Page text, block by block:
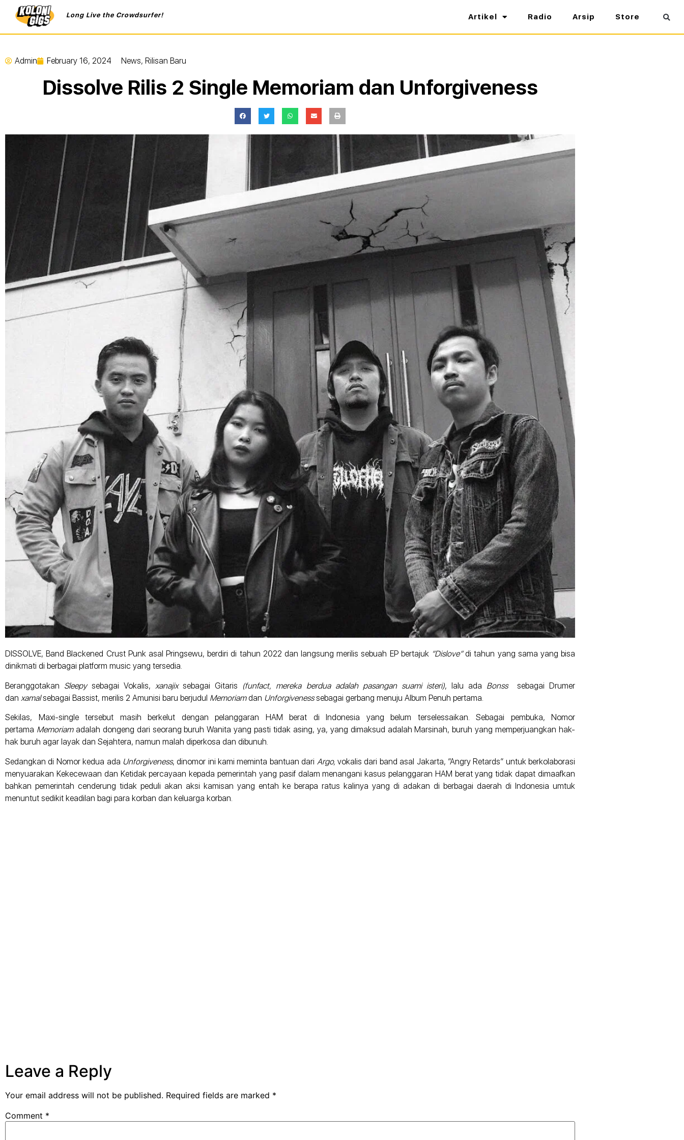
Long Live the Crowdsurfer! Artikel Radio Arsip Store
Admin February 16, 2024 News, Rilisan Baru
Dissolve Rilis 2 Single Memoriam dan Unforgiveness
DISSOLVE, Band Blackened Crust Punk asal Pringsewu, berdiri di tahun 2022 dan langsung merilis sebuah EP bertajuk “Dislove”di tahun yang sama yang bisa
dinikmati di berbagai platform music yang tersedia.
Beranggotakan Sleepysebagai Vokalis, xanajixsebagai Gitaris (funfact, mereka berdua adalah pasangan suami isteri), lalu ada Bonss
sebagai Drumer
dan xamalsebagai Bassist, merilis 2 Amunisi baru berjudul Memoriamdan Unforgivenesssebagai gerbang menuju Album Penuh pertama.
Sekilas, Maxi-single tersebut masih berkelut dengan pelanggaran HAM berat di Indonesia yang belum terselessaikan. Sebagai pembuka, Nomor
pertama Memoriam adalah dongeng dari seorang buruh Wanita yang pasti tidak asing, ya, yang dimaksud adalah Marsinah, buruh yang memperjuangkan hak-
hak buruh agar layak dan Sejahtera, namun malah diperkosa dan dibunuh.
Sedangkan di Nomor kedua ada Unforgiveness, dinomor ini kami meminta bantuan dari Argo, vokalis dari band asal Jakarta, ”Angry Retards” untuk berkolaborasi
menyuarakan Kekecewaan dan Ketidak percayaan kepada pemerintah yang pasif dalam menangani kasus pelanggaran HAM berat yang tidak dapat dimaafkan
bahkan pemerintah cenderung tidak peduli akan aksi kamisan yang entah ke berapa ratus kalinya yang di adakan di berbagai daerah di Indonesia umtuk
menuntut sedikit keadilan bagi para korban dan keluarga korban.
Leave a Reply
Your email address will not be published. Required fields are marked *
Comment *